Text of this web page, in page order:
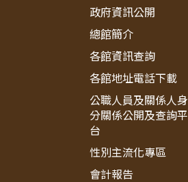
政府資訊公開
總館簡介
各館資訊查詢
各館地址電話下載
公職人員及關係人身
分關係公開及查詢平
台
性別主流化專區
會計報告